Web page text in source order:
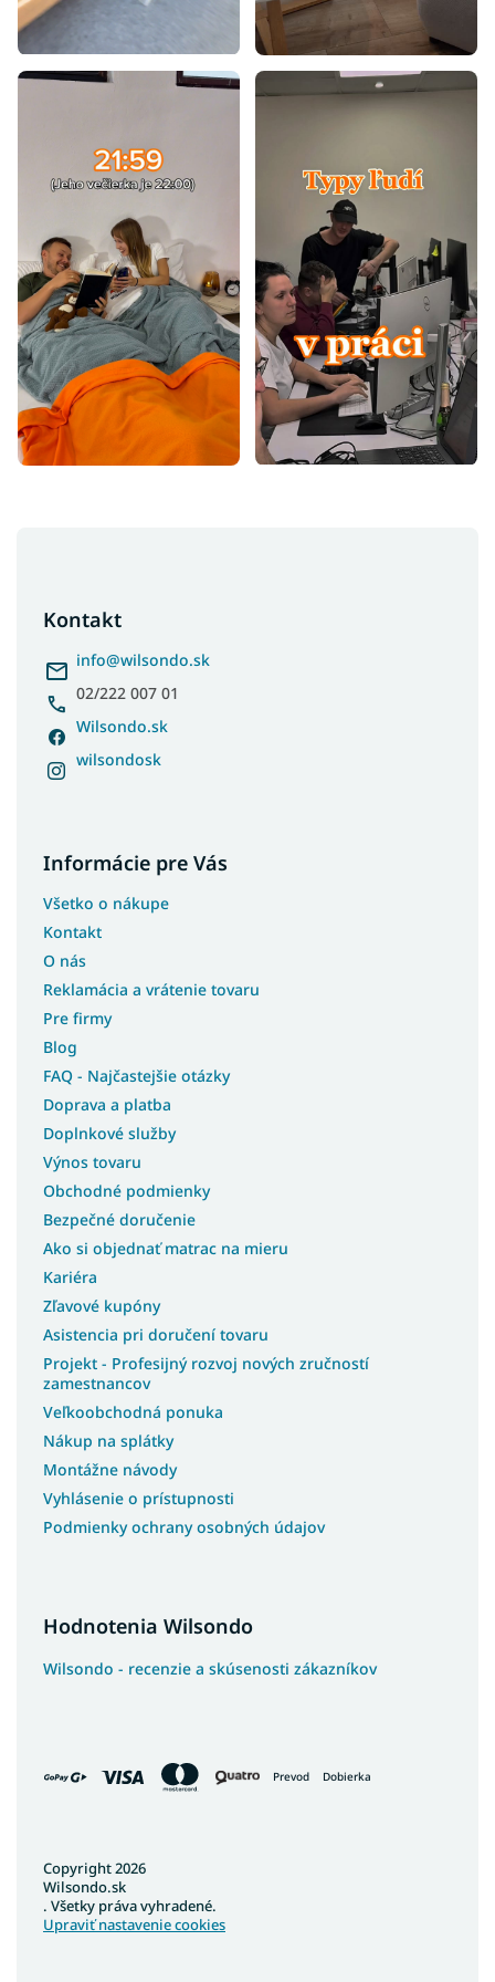
Kontakt
info@wilsondo.sk
02/222 007 01
Wilsondo.sk
wilsondosk
Informácie pre Vás
Všetko o nákupe
Kontakt
O nás
Reklamácia a vrátenie tovaru
Pre firmy
Blog
FAQ - Najčastejšie otázky
Doprava a platba
Doplnkové služby
Výnos tovaru
Obchodné podmienky
Bezpečné doručenie
Ako si objednať matrac na mieru
Kariéra
Zľavové kupóny
Asistencia pri doručení tovaru
Projekt - Profesijný rozvoj nových zručností
zamestnancov
Veľkoobchodná ponuka
Nákup na splátky
Montážne návody
Vyhlásenie o prístupnosti
Podmienky ochrany osobných údajov
Hodnotenia Wilsondo
Wilsondo - recenzie a skúsenosti zákazníkov
Prevod Dobierka
Copyright 2026
Wilsondo.sk
. Všetky práva vyhradené.
Upraviť nastavenie cookies